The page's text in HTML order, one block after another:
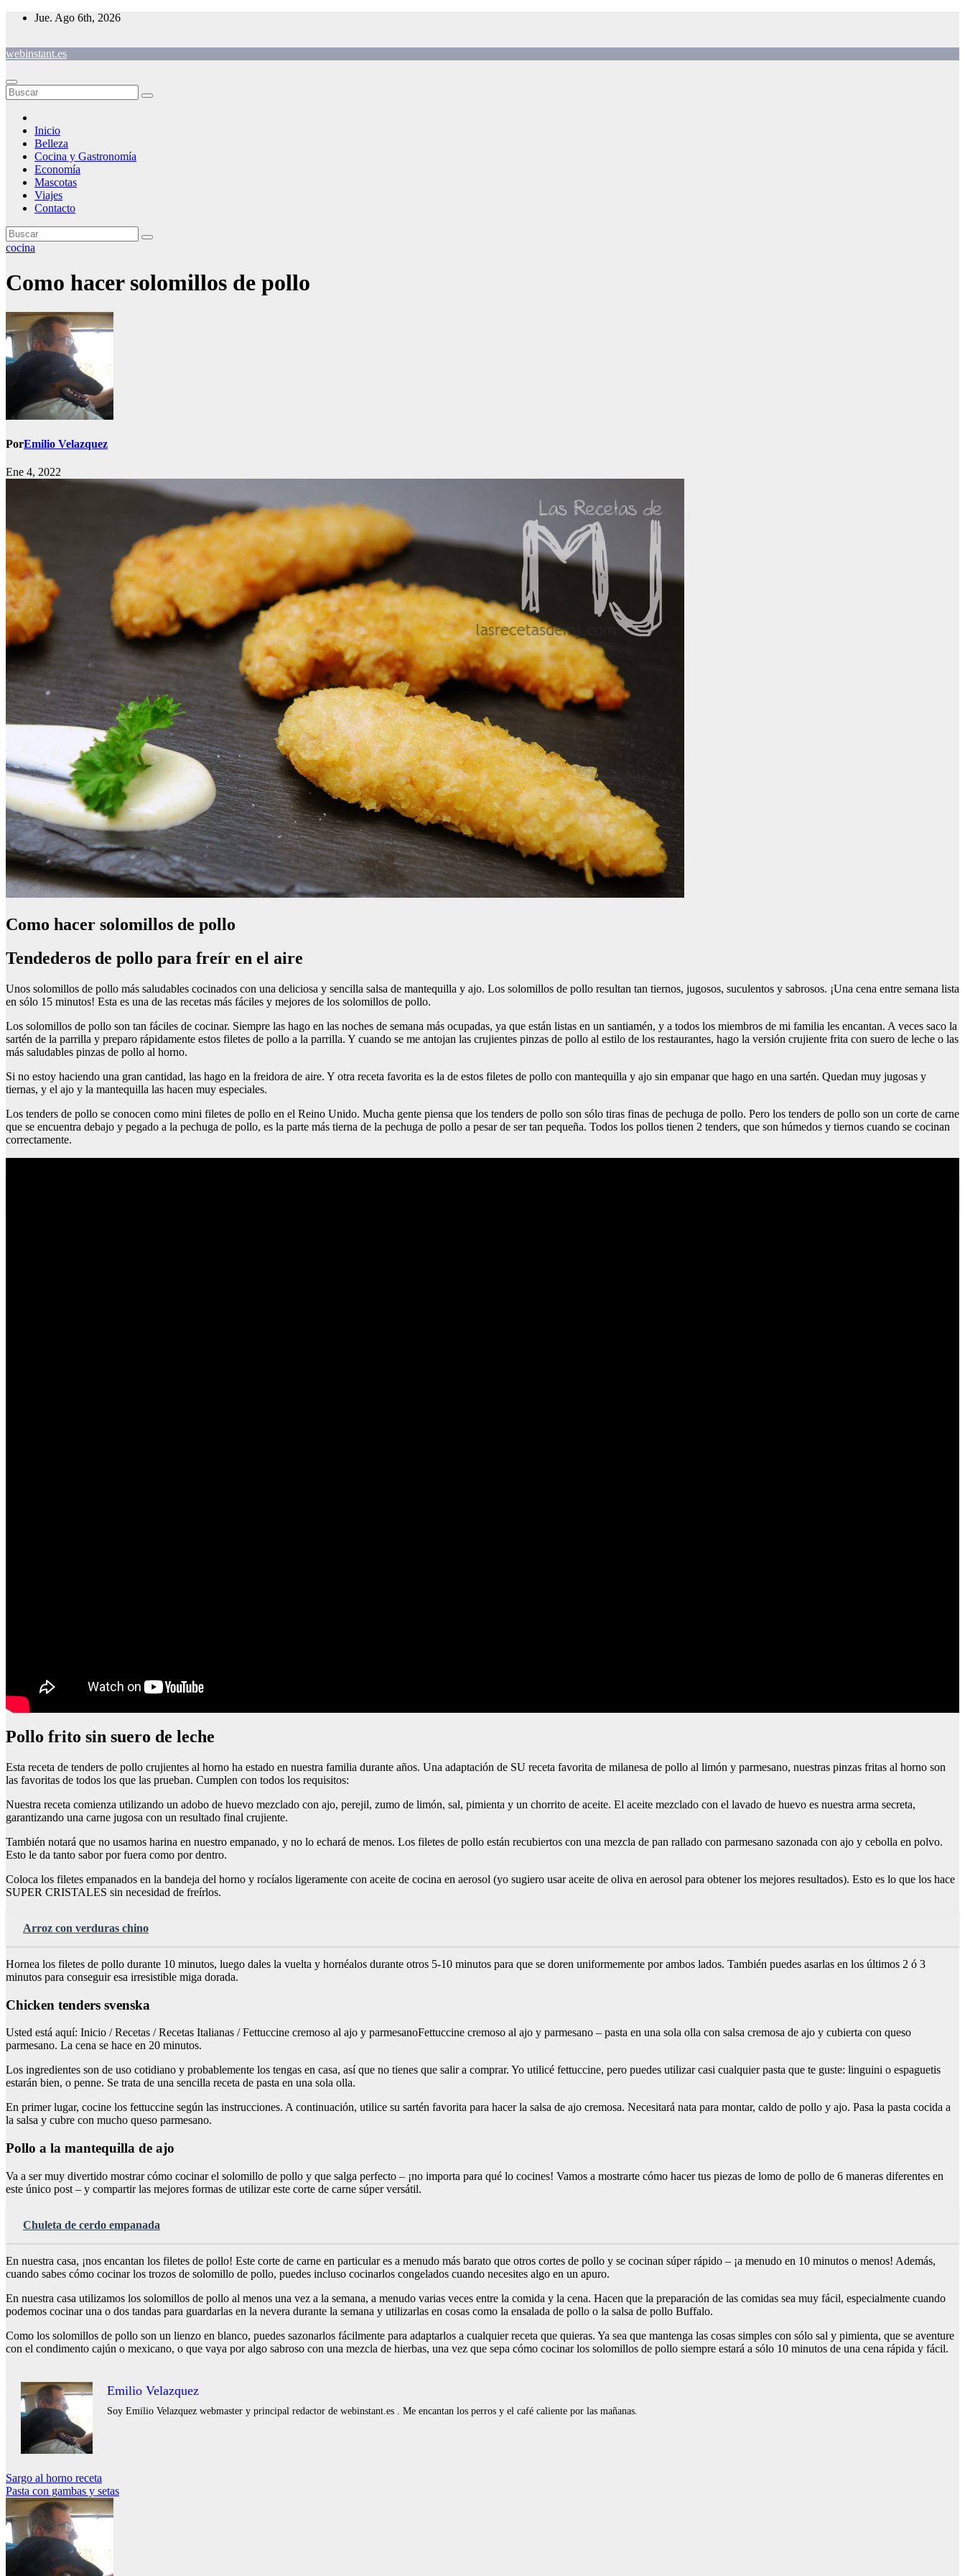
Saltar
Jue. Ago 6th, 2026
webinstant.es
Inicio
Belleza
Cocina y Gastronomía
Economía
Mascotas
Viajes
Contacto
cocina
Como hacer solomillos de pollo
PorEmilio Velazquez
Ene 4, 2022
Como hacer solomillos de pollo
Tendederos de pollo para freír en el aire
Unos solomillos de pollo más saludables cocinados con una deliciosa y sencilla salsa de mantequilla y ajo. Los solomillos de pollo resultan tan tiernos, jugosos, suculentos y sabrosos. ¡Una cena entre semana lista
en sólo 15 minutos! Esta es una de las recetas más fáciles y mejores de los solomillos de pollo.
Los solomillos de pollo son tan fáciles de cocinar. Siempre las hago en las noches de semana más ocupadas, ya que están listas en un santiamén, y a todos los miembros de mi familia les encantan. A veces saco la
sartén de la parrilla y preparo rápidamente estos filetes de pollo a la parrilla. Y cuando se me antojan las crujientes pinzas de pollo al estilo de los restaurantes, hago la versión crujiente frita con suero de leche o las
más saludables pinzas de pollo al horno.
Si no estoy haciendo una gran cantidad, las hago en la freidora de aire. Y otra receta favorita es la de estos filetes de pollo con mantequilla y ajo sin empanar que hago en una sartén. Quedan muy jugosas y
tiernas, y el ajo y la mantequilla las hacen muy especiales.
Los tenders de pollo se conocen como mini filetes de pollo en el Reino Unido. Mucha gente piensa que los tenders de pollo son sólo tiras finas de pechuga de pollo. Pero los tenders de pollo son un corte de carne
que se encuentra debajo y pegado a la pechuga de pollo, es la parte más tierna de la pechuga de pollo a pesar de ser tan pequeña. Todos los pollos tienen 2 tenders, que son húmedos y tiernos cuando se cocinan
correctamente.
Pollo frito sin suero de leche
Esta receta de tenders de pollo crujientes al horno ha estado en nuestra familia durante años. Una adaptación de SU receta favorita de milanesa de pollo al limón y parmesano, nuestras pinzas fritas al horno son
las favoritas de todos los que las prueban. Cumplen con todos los requisitos:
Nuestra receta comienza utilizando un adobo de huevo mezclado con ajo, perejil, zumo de limón, sal, pimienta y un chorrito de aceite. El aceite mezclado con el lavado de huevo es nuestra arma secreta,
garantizando una carne jugosa con un resultado final crujiente.
También notará que no usamos harina en nuestro empanado, y no lo echará de menos. Los filetes de pollo están recubiertos con una mezcla de pan rallado con parmesano sazonada con ajo y cebolla en polvo.
Esto le da tanto sabor por fuera como por dentro.
Coloca los filetes empanados en la bandeja del horno y rocíalos ligeramente con aceite de cocina en aerosol (yo sugiero usar aceite de oliva en aerosol para obtener los mejores resultados). Esto es lo que los hace
SUPER CRISTALES sin necesidad de freírlos.
Arroz con verduras chino
Hornea los filetes de pollo durante 10 minutos, luego dales la vuelta y hornéalos durante otros 5-10 minutos para que se doren uniformemente por ambos lados. También puedes asarlas en los últimos 2 ó 3
minutos para conseguir esa irresistible miga dorada.
Chicken tenders svenska
Usted está aquí: Inicio / Recetas / Recetas Italianas / Fettuccine cremoso al ajo y parmesanoFettuccine cremoso al ajo y parmesano – pasta en una sola olla con salsa cremosa de ajo y cubierta con queso
parmesano. La cena se hace en 20 minutos.
Los ingredientes son de uso cotidiano y probablemente los tengas en casa, así que no tienes que salir a comprar. Yo utilicé fettuccine, pero puedes utilizar casi cualquier pasta que te guste: linguini o espaguetis
estarán bien, o penne. Se trata de una sencilla receta de pasta en una sola olla.
En primer lugar, cocine los fettuccine según las instrucciones. A continuación, utilice su sartén favorita para hacer la salsa de ajo cremosa. Necesitará nata para montar, caldo de pollo y ajo. Pasa la pasta cocida a
la salsa y cubre con mucho queso parmesano.
Pollo a la mantequilla de ajo
Va a ser muy divertido mostrar cómo cocinar el solomillo de pollo y que salga perfecto – ¡no importa para qué lo cocines! Vamos a mostrarte cómo hacer tus piezas de lomo de pollo de 6 maneras diferentes en
este único post – y compartir las mejores formas de utilizar este corte de carne súper versátil.
Chuleta de cerdo empanada
En nuestra casa, ¡nos encantan los filetes de pollo! Este corte de carne en particular es a menudo más barato que otros cortes de pollo y se cocinan súper rápido – ¡a menudo en 10 minutos o menos! Además,
cuando sabes cómo cocinar los trozos de solomillo de pollo, puedes incluso cocinarlos congelados cuando necesites algo en un apuro.
En nuestra casa utilizamos los solomillos de pollo al menos una vez a la semana, a menudo varias veces entre la comida y la cena. Hacen que la preparación de las comidas sea muy fácil, especialmente cuando
podemos cocinar una o dos tandas para guardarlas en la nevera durante la semana y utilizarlas en cosas como la ensalada de pollo o la salsa de pollo Buffalo.
Como los solomillos de pollo son un lienzo en blanco, puedes sazonarlos fácilmente para adaptarlos a cualquier receta que quieras. Ya sea que mantenga las cosas simples con sólo sal y pimienta, que se aventure
con el condimento cajún o mexicano, o que vaya por algo sabroso con una mezcla de hierbas, una vez que sepa cómo cocinar los solomillos de pollo siempre estará a sólo 10 minutos de una cena rápida y fácil.
Emilio Velazquez
Soy Emilio Velazquez webmaster y principal redactor de webinstant.es . Me encantan los perros y el café caliente por las mañanas.
Navegación
de
entradas
Sargo al horno receta
Pasta con gambas y setas